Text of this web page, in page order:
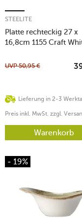
Platte rechteckig 27 x
16,8cm 1155 Craft
STEELITE
Lieferung in 2-3
UVP50,95 €
Preis inkl. MwSt. zzgl.
Warenkorb
- 19%